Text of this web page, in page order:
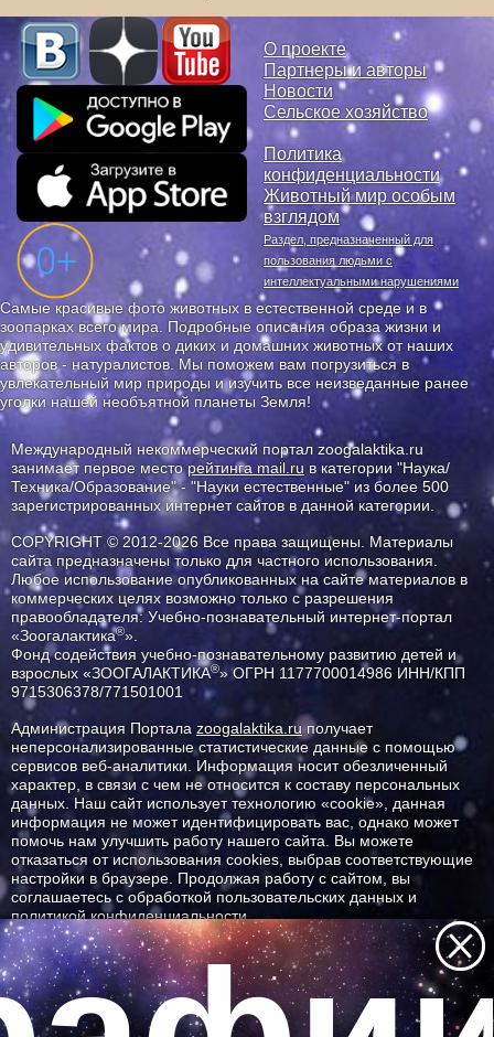
О проекте
Партнеры и авторы
Новости
Сельское хозяйство
Политика
конфиденциальности
Животный мир особым
взглядом
Раздел, предназначенный для
пользования людьми с
интеллектуальными нарушениями
Самые красивые фото животных в естественной среде и в
зоопарках всего мира. Подробные описания образа жизни и
удивительных фактов о диких и домашних животных от наших
авторов - натуралистов. Мы поможем вам погрузиться в
увлекательный мир природы и изучить все неизведанные ранее
уголки нашей необъятной планеты Земля!
Международный некоммерческий портал zoogalaktika.ru
занимает первое месторейтинга mail.ru в категории "Наука/
Техника/Образование" - "Науки естественные" из более 500
зарегистрированных интернет сайтов в данной категории.
COPYRIGHT © 2012-2026 Все права защищены. Материалы
сайта предназначены только для частного использования.
Любое использование опубликованных на сайте материалов в
коммерческих целях возможно только с разрешения
правообладателя: Учебно-познавательный интернет-портал
«Зоогалактика®».
Фонд содействия учебно-познавательному развитию детей и
взрослых «ЗООГАЛАКТИКА®» ОГРН 1177700014986 ИНН/КПП
9715306378/771501001
Администрация Портала zoogalaktika.ruполучает
неперсонализированные статистические данные с помощью
сервисов веб-аналитики. Информация носит обезличенный
характер, в связи с чем не относится к составу персональных
данных. Наш сайт использует технологию «cookie», данная
информация не может идентифицировать вас, однако может
помочь нам улучшить работу нашего сайта. Вы можете
отказаться от использования cookies, выбрав соответствующие
настройки в браузере. Продолжая работу с сайтом, вы
соглашаетесь с обработкой пользовательских данных и
политикой конфиденциальности.
ID ресурса: 10106